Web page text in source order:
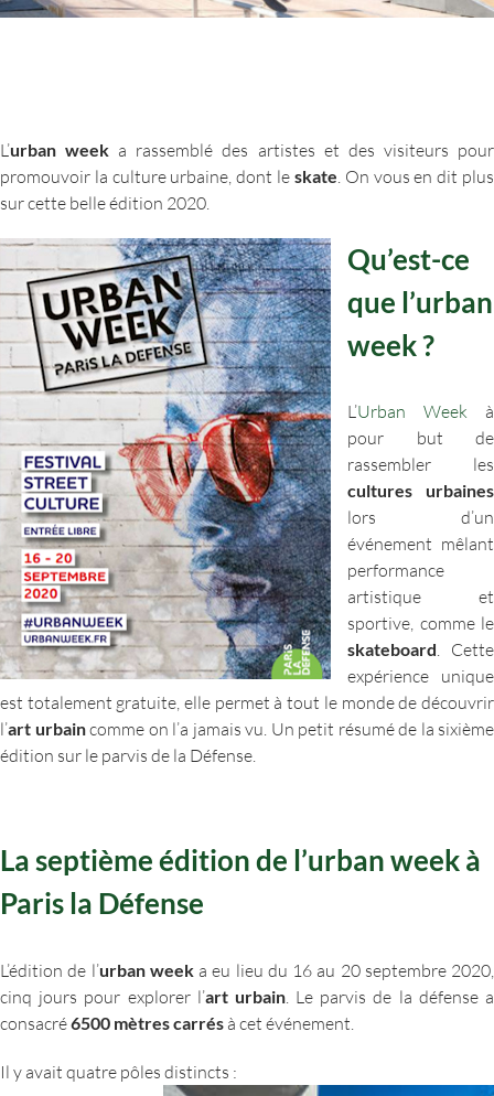
L’urban week a rassemblé des artistes et des visiteurs pour
promouvoir la culture urbaine, dont le skate . On vous en dit plus
sur cette belle édition 2020.
Qu’est-ce
que l’urban
week ?
L’Urban Week à
pour but de
rassembler les
cultures urbaines
lors d’un
événement mêlant
performance
artistique et
sportive, comme le
skateboard. Cette
expérience unique
est totalement gratuite, elle permet à tout le monde de découvrir
l’art urbaincomme on l’a jamais vu. Un petit résumé de la sixième
édition sur le parvis de la Défense.
La septième édition de l’urban week à
Paris la Défense
L’édition de l’urban week a eu lieu du 16 au 20 septembre 2020,
cinq jours pour explorer l’art urbain. Le parvis de la défense a
consacré6500 mètres carrés à cet événement.
Il y avait quatre pôles distincts :